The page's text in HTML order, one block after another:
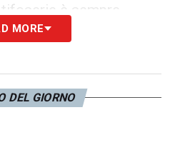
è sempre
questa serata è
TOP NEWS
MORE
DEL GIORNO